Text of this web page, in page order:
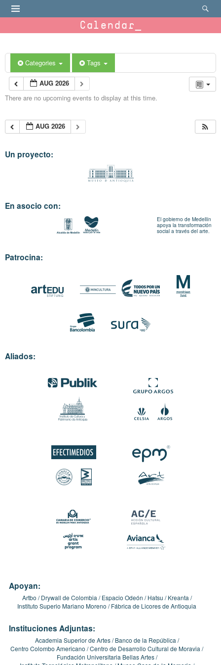
Calendar
Categories Tags
AUG 2026
There are no upcoming events to display at this time.
AUG 2026
Un proyecto:
En asocio con:
El gobierno de Medellín
apoya la transformación
social a través del arte.
Patrocina:
Aliados:
Apoyan:
Artbo Drywall de Colombia Espacio Odeón Hatsu
Kreanta
Instituto Superio Mariano Moreno
Fábrica de Licores de Antioquia
Instituciones Adjuntas:
Academia Superior de Artes
Banco de la República
Centro Colombo Americano Centro de Desarrollo Cultural de Moravia
Fundación Universitaria Bellas Artes